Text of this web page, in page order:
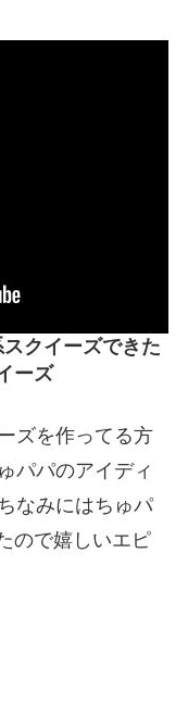
クイーズできた
ーズ
ズを作ってる方
パパのアイディ
なみにはちゅパ
ので嬉しいエピ